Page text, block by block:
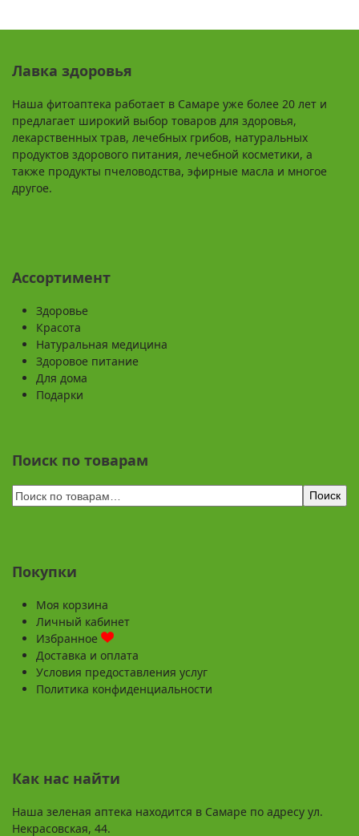
Лавка здоровья
Наша фитоаптека работает в Самаре уже более 20 лет и
предлагает широкий выбор товаров для здоровья,
лекарственных трав, лечебных грибов, натуральных
продуктов здорового питания, лечебной косметики, а
также продукты пчеловодства, эфирные масла и многое
другое.
Ассортимент
Здоровье
Красота
Натуральная медицина
Здоровое питание
Для дома
Подарки
Поиск по товарам
Поиск
Покупки
Моя корзина
Личный кабинет
Избранное
Доставка и оплата
Условия предоставления услуг
Политика конфиденциальности
Как нас найти
Наша зеленая аптека находится в Самаре по адресу ул.
Некрасовская, 44.